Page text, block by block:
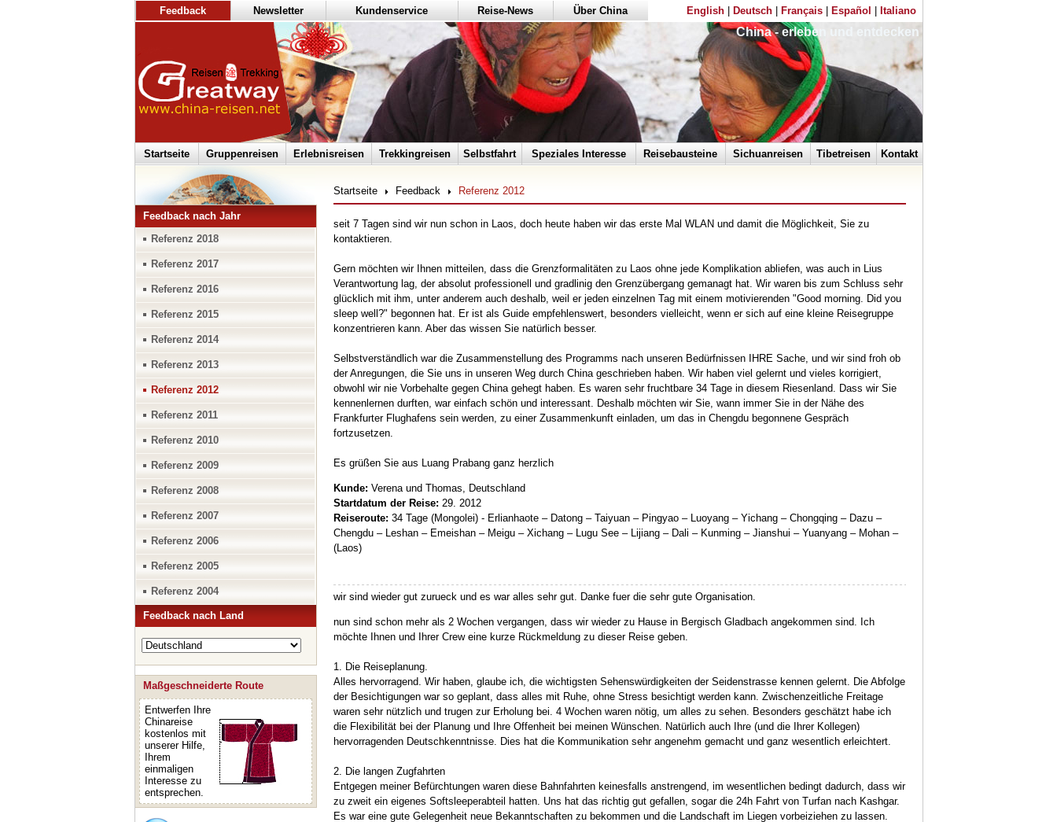
Feedback Newsletter Kundenservice Reise-News Über China English| Deutsch| Français| Español Italiano
China - erleben und entdecken
Startseite Gruppenreisen Erlebnisreisen Trekkingreisen Selbstfahrt Speziales Interesse Reisebausteine Sichuanreisen Tibetreisen Kontakt
Feedback nach Jahr
Referenz 2018
Referenz 2017
Referenz 2016
Referenz 2015
Referenz 2014
Referenz 2013
Referenz 2012
Referenz 2011
Referenz 2010
Referenz 2009
Referenz 2008
Referenz 2007
Referenz 2006
Referenz 2005
Referenz 2004
Feedback nach Land
Maßgeschneiderte Route
Entwerfen Ihre
Chinareise
kostenlos mit
unserer Hilfe,
Ihrem
einmaligen
Interesse zu
entsprechen.
Startseite Feedback Referenz 2012
seit 7 Tagen sind wir nun schon in Laos, doch heute haben wir das erste Mal WLAN und damit die Möglichkeit, Sie zu
kontaktieren.
Gern möchten wir Ihnen mitteilen, dass die Grenzformalitäten zu Laos ohne jede Komplikation abliefen, was auch in Lius
Verantwortung lag, der absolut professionell und gradlinig den Grenzübergang gemanagt hat. Wir waren bis zum Schluss sehr
glücklich mit ihm, unter anderem auch deshalb, weil er jeden einzelnen Tag mit einem motivierenden "Good morning. Did you
sleep well?" begonnen hat. Er ist als Guide empfehlenswert, besonders vielleicht, wenn er sich auf eine kleine Reisegruppe
konzentrieren kann. Aber das wissen Sie natürlich besser.
Selbstverständlich war die Zusammenstellung des Programms nach unseren Bedürfnissen IHRE Sache, und wir sind froh ob
der Anregungen, die Sie uns in unseren Weg durch China geschrieben haben. Wir haben viel gelernt und vieles korrigiert,
obwohl wir nie Vorbehalte gegen China gehegt haben. Es waren sehr fruchtbare 34 Tage in diesem Riesenland. Dass wir Sie
kennenlernen durften, war einfach schön und interessant. Deshalb möchten wir Sie, wann immer Sie in der Nähe des
Frankfurter Flughafens sein werden, zu einer Zusammenkunft einladen, um das in Chengdu begonnene Gespräch
fortzusetzen.
Es grüßen Sie aus Luang Prabang ganz herzlich
Kunde: Verena und Thomas, Deutschland
Startdatum der Reise: 29. 2012
Reiseroute: 34 Tage (Mongolei) - Erlianhaote – Datong – Taiyuan – Pingyao – Luoyang – Yichang – Chongqing – Dazu –
Chengdu – Leshan – Emeishan – Meigu – Xichang – Lugu See – Lijiang – Dali – Kunming – Jianshui – Yuanyang – Mohan –
(Laos)
wir sind wieder gut zurueck und es war alles sehr gut. Danke fuer die sehr gute Organisation.
nun sind schon mehr als 2 Wochen vergangen, dass wir wieder zu Hause in Bergisch Gladbach angekommen sind. Ich
möchte Ihnen und Ihrer Crew eine kurze Rückmeldung zu dieser Reise geben.
1. Die Reiseplanung.
Alles hervorragend. Wir haben, glaube ich, die wichtigsten Sehenswürdigkeiten der Seidenstrasse kennen gelernt. Die Abfolge
der Besichtigungen war so geplant, dass alles mit Ruhe, ohne Stress besichtigt werden kann. Zwischenzeitliche Freitage
waren sehr nützlich und trugen zur Erholung bei. 4 Wochen waren nötig, um alles zu sehen. Besonders geschätzt habe ich
die Flexibilität bei der Planung und Ihre Offenheit bei meinen Wünschen. Natürlich auch Ihre (und die Ihrer Kollegen)
hervorragenden Deutschkenntnisse. Dies hat die Kommunikation sehr angenehm gemacht und ganz wesentlich erleichtert.
2. Die langen Zugfahrten
Entgegen meiner Befürchtungen waren diese Bahnfahrten keinesfalls anstrengend, im wesentlichen bedingt dadurch, dass wir
zu zweit ein eigenes Softsleeperabteil hatten. Uns hat das richtig gut gefallen, sogar die 24h Fahrt von Turfan nach Kashgar.
Es war eine gute Gelegenheit neue Bekanntschaften zu bekommen und die Landschaft im Liegen vorbeiziehen zu lassen.